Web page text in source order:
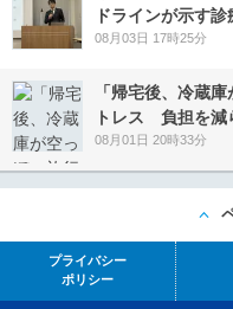
ドラインが示す診
08月03日 17時25分
「帰宅後、冷蔵
トレス 負担を減
08月01日 20時33分
プライバシー
ポリシー